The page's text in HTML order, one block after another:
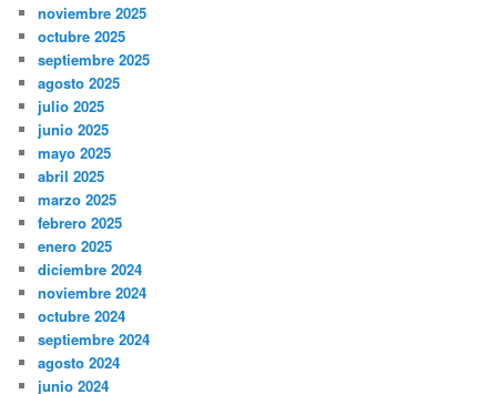
noviembre 2025
octubre 2025
septiembre 2025
agosto 2025
julio 2025
junio 2025
mayo 2025
abril 2025
marzo 2025
febrero 2025
enero 2025
diciembre 2024
noviembre 2024
octubre 2024
septiembre 2024
agosto 2024
junio 2024